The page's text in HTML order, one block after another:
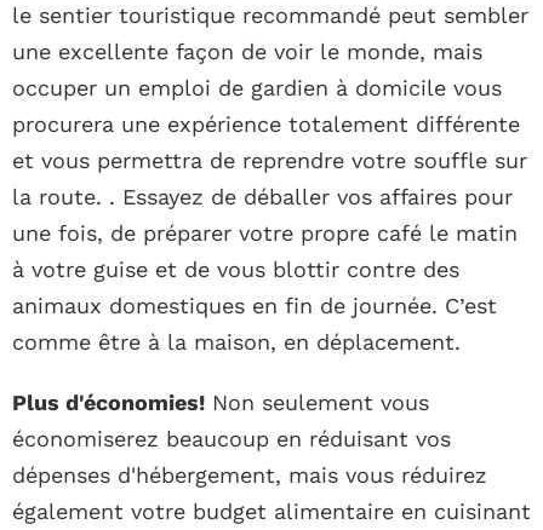
le sentier touristique recommandé peut sembler
une excellente façon de voir le monde, mais
occuper un emploi de gardien à domicile vous
procurera une expérience totalement différente
et vous permettra de reprendre votre souffle sur
la route. . Essayez de déballer vos affaires pour
une fois, de préparer votre propre café le matin
à votre guise et de vous blottir contre des
animaux domestiques en fin de journée. C’est
comme être à la maison, en déplacement.
Plus d'économies! Non seulement vous
économiserez beaucoup en réduisant vos
dépenses d'hébergement, mais vous réduirez
également votre budget alimentaire en cuisinant